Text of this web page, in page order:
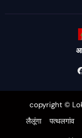
copyright ©
लैलूंगा
पत्थलगांव